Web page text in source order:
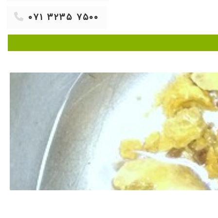
۱۴۰۲/۰۹/۰۱
۱۴۰۳/۰۲/۰۳
۰۷۱ ۳۲۳۵ ۷۵۰۰